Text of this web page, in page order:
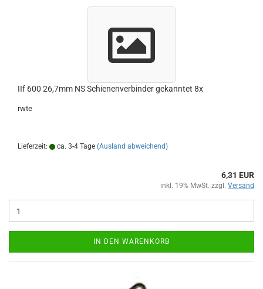
IIf 600 26,7mm NS Schienenverbinder gekanntet 8x
rwte
Lieferzeit: ca. 3-4 Tage (Ausland abweichend)
6,31 EUR
inkl. 19% MwSt. zzgl. Versand
IN DEN WARENKORB